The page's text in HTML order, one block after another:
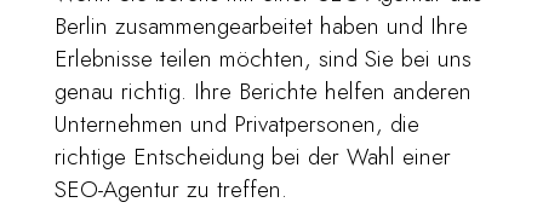
Berlin zusammengearbeitet haben und Ihre
Erlebnisse teilen möchten, sind Sie bei uns
genau richtig. Ihre Berichte helfen anderen
Unternehmen und Privatpersonen, die
richtige Entscheidung bei der Wahl einer
SEO-Agentur zu treffen.